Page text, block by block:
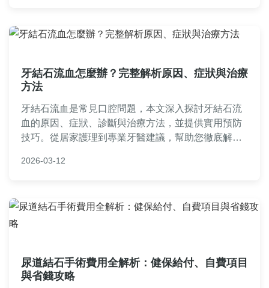
牙結石流血怎麼辦？完整解析原因、症狀與治療
方法
牙結石流血是常見口腔問題，本文深入探討牙結石流
血的原因、症狀、診斷與治療方法，並提供實用預防
技巧。從居家護理到專業牙醫建議，幫助您徹底解決
答與個人經驗分享，適合所有關注口腔健康的讀者。
2026-03-12
尿道結石手術費用全解析：健保給付、自費項目
與省錢攻略